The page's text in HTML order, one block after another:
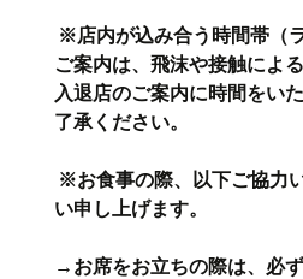
※店内が込み合う時間帯（
ご案内は、飛沫や接触によ
入退店のご案内に時間をい
了承ください。
※お食事の際、以下ご協力
い申し上げます。
→お席をお立ちの際は、必